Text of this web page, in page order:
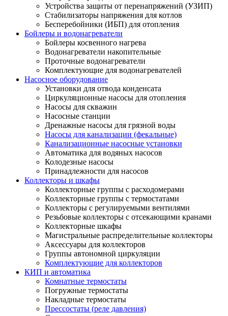
Устройства защиты от перенапряжений (УЗИП)
Стабилизаторы напряжения для котлов
Бесперебойники (ИБП) для отопления
Бойлеры и водонагреватели
Бойлеры косвенного нагрева
Водонагреватели накопительные
Проточные водонагреватели
Комплектующие для водонагревателей
Насосное оборудование
Установки для отвода конденсата
Циркуляционные насосы для отопления
Насосы для скважин
Насосные станции
Дренажные насосы для грязной воды
Насосы для канализации (фекальные)
Канализационные насосные установки
Автоматика для водяных насосов
Колодезные насосы
Принадлежности для насосов
Коллекторы и шкафы
Коллекторные группы с расходомерами
Коллекторные группы с термостатами
Коллекторы с регулируемыми вентилями
Резьбовые коллекторы с отсекающими кранами
Коллекторные шкафы
Магистральные распределительные коллекторы
Аксессуары для коллекторов
Группы автономной циркуляции
Комплектующие для коллекторов
КИП и автоматика
Комнатные термостаты
Погружные термостаты
Накладные термостаты
Прессостаты (реле давления)